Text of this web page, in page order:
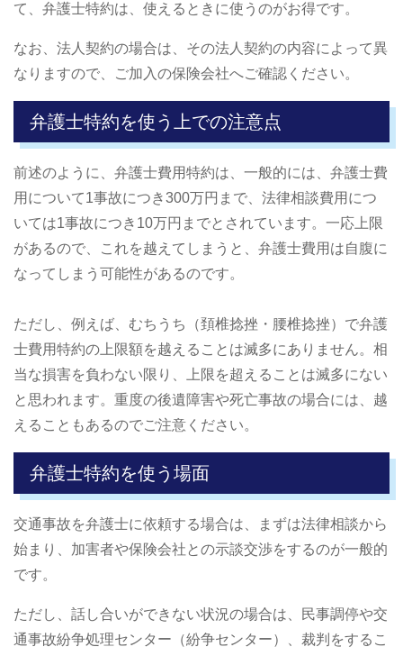
て、弁護士特約は、使えるときに使うのがお得です。
なお、法人契約の場合は、その法人契約の内容によって異
なりますので、ご加入の保険会社へご確認ください。
弁護士特約を使う上での注意点
前述のように、弁護士費用特約は、一般的には、弁護士費
用について1事故につき300万円まで、法律相談費用につ
いては1事故につき10万円までとされています。一応上限
があるので、これを越えてしまうと、弁護士費用は自腹に
なってしまう可能性があるのです。
ただし、例えば、むちうち（頚椎捻挫・腰椎捻挫）で弁護
士費用特約の上限額を越えることは滅多にありません。相
当な損害を負わない限り、上限を超えることは滅多にない
と思われます。重度の後遺障害や死亡事故の場合には、越
えることもあるのでご注意ください。
弁護士特約を使う場面
交通事故を弁護士に依頼する場合は、まずは法律相談から
始まり、加害者や保険会社との示談交渉をするのが一般的
です。
ただし、話し合いができない状況の場合は、民事調停や交
通事故紛争処理センター（紛争センター）、裁判をするこ